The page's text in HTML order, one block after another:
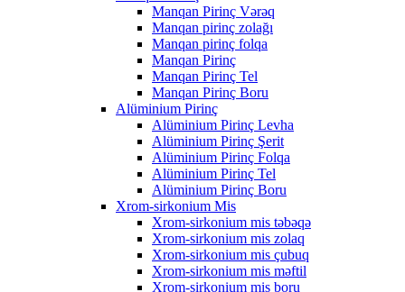
Manqan Pirinç Vərəq
Manqan pirinç zolağı
Manqan pirinç folqa
Manqan Pirinç
Manqan Pirinç Tel
Manqan Pirinç Boru
Alüminium Pirinç
Alüminium Pirinç Levha
Alüminium Pirinç Şerit
Alüminium Pirinç Folqa
Alüminium Pirinç Tel
Alüminium Pirinç Boru
Xrom-sirkonium Mis
Xrom-sirkonium mis təbəqə
Xrom-sirkonium mis zolaq
Xrom-sirkonium mis çubuq
Xrom-sirkonium mis məftil
Xrom-sirkonium mis boru